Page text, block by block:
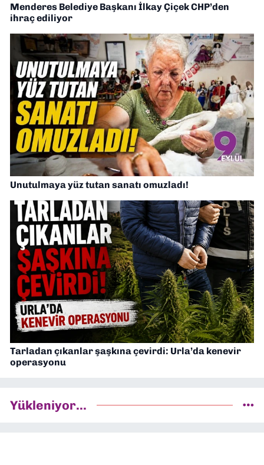
Menderes Belediye Başkanı İlkay Çiçek CHP’den
ihraç ediliyor
Unutulmaya yüz tutan sanatı omuzladı!
Tarladan çıkanlar şaşkına çevirdi: Urla’da kenevir
operasyonu
Yükleniyor...